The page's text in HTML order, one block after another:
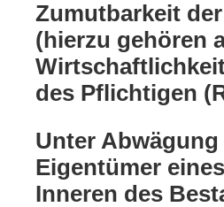
Zumutbarkeit
(hierzu gehören
des Pflichtigen
Unter
Eigentümer
Inneren des